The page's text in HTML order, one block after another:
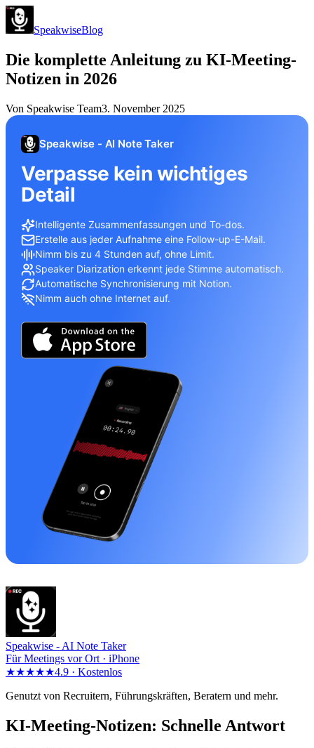
SpeakwiseBlog
Die komplette Anleitung zu KI-Meeting-
Notizen in 2026
Von Speakwise Team3. November 2025
Speakwise - AI Note Taker
Verpasse kein wichtiges
Detail
Intelligente Zusammenfassungen und To-dos.
Erstelle aus jeder Aufnahme eine Follow-up-E-Mail.
Nimm bis zu 4 Stunden auf, ohne Limit.
Speaker Diarization erkennt jede Stimme automatisch.
Automatische Synchronisierung mit Notion.
Nimm auch ohne Internet auf.
Speakwise - AI Note Taker
Für Meetings vor Ort · iPhone
★★★★★4.9 · Kostenlos
Genutzt von Recruitern, Führungskräften, Beratern und mehr.
KI-Meeting-Notizen: Schnelle Antwort